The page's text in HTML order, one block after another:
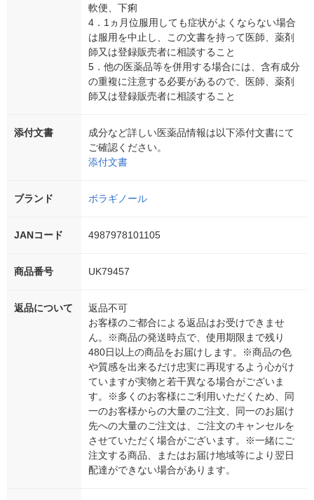
軟便、下痢
4．1ヵ月位服用しても症状がよくならない場合
は服用を中止し、この文書を持って医師、薬剤
師又は登録販売者に相談すること
5．他の医薬品等を併用する場合には、含有成分
の重複に注意する必要があるので、医師、薬剤
師又は登録販売者に相談すること
添付文書
成分など詳しい医薬品情報は以下添付文書にて
ご確認ください。
添付文書
ブランド ボラギノール
JANコード 4987978101105
商品番号 UK79457
返品について
返品不可
お客様のご都合による返品はお受けできませ
ん。※商品の発送時点で、使用期限まで残り
480日以上の商品をお届けします。※商品の色
や質感を出来るだけ忠実に再現するよう心がけ
ていますが実物と若干異なる場合がございま
す。※多くのお客様にご利用いただくため、同
一のお客様からの大量のご注文、同一のお届け
先への大量のご注文は、ご注文のキャンセルを
させていただく場合がございます。※一緒にご
注文する商品、またはお届け地域等により翌日
配達ができない場合があります。